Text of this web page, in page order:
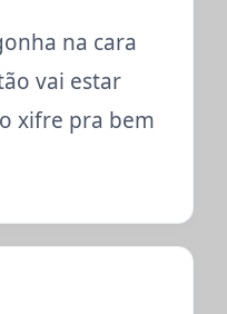
na cara
vai estar
xifre pra bem